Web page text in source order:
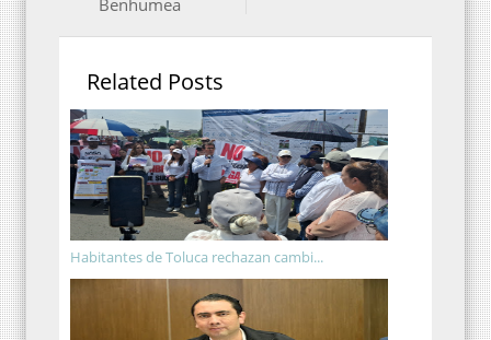
Related Posts
Habitantes de Toluca rechazan cambi...